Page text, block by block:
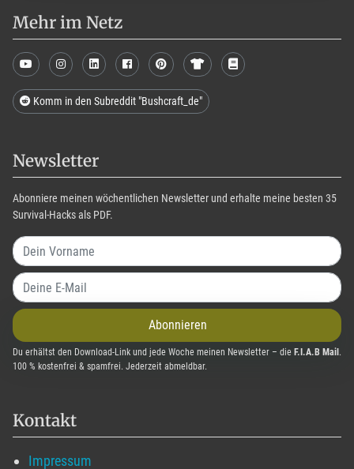
Mehr im Netz
Komm in den Subreddit "Bushcraft_de"
Newsletter
Abonniere meinen wöchentlichen Newsletter und erhalte meine besten 35
Survival-Hacks als PDF.
Abonnieren
Du erhältst den Download-Link und jede Woche meinen Newsletter – die F.I.A.B Mail .
100 % kostenfrei & spamfrei. Jederzeit abmeldbar.
Kontakt
Impressum